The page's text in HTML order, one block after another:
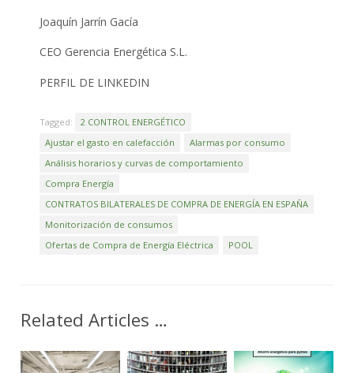
Joaquín Jarrín Gacía
CEO Gerencia Energética S.L.
PERFIL DE LINKEDIN
Tagged:
2 CONTROL ENERGÉTICO
Ajustar el gasto en calefacción
Alarmas por consumo
Análisis horarios y curvas de comportamiento
Compra Energía
CONTRATOS BILATERALES DE COMPRA DE ENERGÍA EN ESPAÑA
Monitorización de consumos
Ofertas de Compra de Energía Eléctrica
POOL
Related Articles …